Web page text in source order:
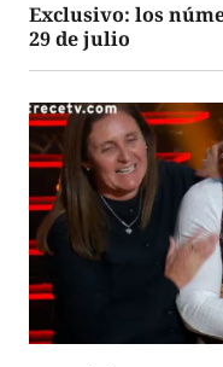
Exclusivo: los
29 de julio